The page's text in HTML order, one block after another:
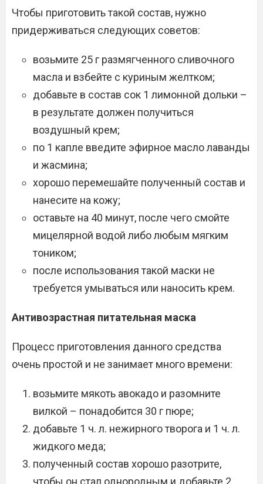
Чтобы приготовить такой состав, нужно
придерживаться следующих советов:
возьмите 25 г размягченного сливочного
масла и взбейте с куриным желтком;
добавьте в состав сок 1 лимонной дольки –
в результате должен получиться
воздушный крем;
по 1 капле введите эфирное масло лаванды
и жасмина;
хорошо перемешайте полученный состав и
нанесите на кожу;
оставьте на 40 минут, после чего смойте
мицелярной водой либо любым мягким
тоником;
после использования такой маски не
требуется умываться или наносить крем.
Антивозрастная питательная маска
Процесс приготовления данного средства
очень простой и не занимает много времени:
возьмите мякоть авокадо и разомните
вилкой – понадобится 30 г пюре;
добавьте 1 ч. л. нежирного творога и 1 ч. л.
жидкого меда;
полученный состав хорошо разотрите,
чтобы он стал однородным и добавьте 2